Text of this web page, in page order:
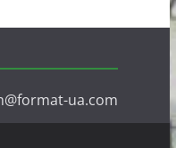
ua.com